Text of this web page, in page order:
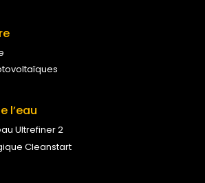
l’eau
Ultrefiner 2
Cleanstart